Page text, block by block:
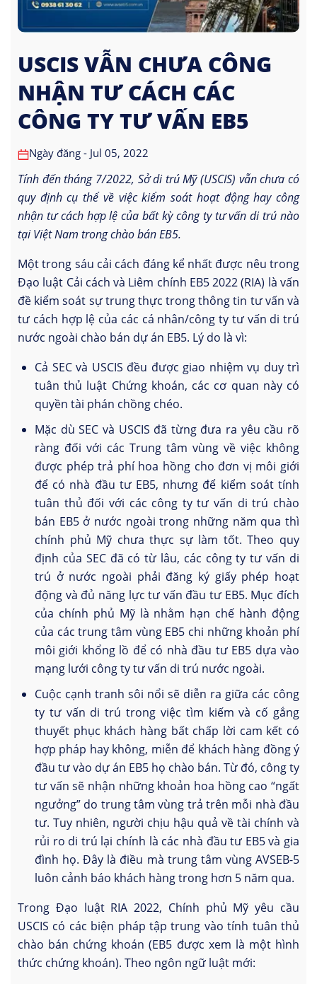
USCIS VẪN CHƯA CÔNG
NHẬN TƯ CÁCH CÁC
CÔNG TY TƯ VẤN EB5
Ngày đăng - Jul 05, 2022
Tính đến tháng 7/2022, Sở di trú Mỹ (USCIS) vẫn chưa có
quy định cụ thể về việc kiểm soát hoạt động hay công
nhận tư cách hợp lệ của bất kỳ công ty tư vấn di trú nào
tại Việt Nam trong chào bán EB5.
Một trong sáu cải cách đáng kể nhất được nêu trong
Đạo luật Cải cách và Liêm chính EB5 2022 (RIA) là vấn
đề kiểm soát sự trung thực trong thông tin tư vấn và
tư cách hợp lệ của các cá nhân/công ty tư vấn di trú
nước ngoài chào bán dự án EB5. Lý do là vì:
Cả SEC và USCIS đều được giao nhiệm vụ duy trì
tuân thủ luật Chứng khoán, các cơ quan này có
quyền tài phán chồng chéo.
Mặc dù SEC và USCIS đã từng đưa ra yêu cầu rõ
ràng đối với các Trung tâm vùng về việc không
được phép trả phí hoa hồng cho đơn vị môi giới
để có nhà đầu tư EB5, nhưng để kiểm soát tính
tuân thủ đối với các công ty tư vấn di trú chào
bán EB5 ở nước ngoài trong những năm qua thì
chính phủ Mỹ chưa thực sự làm tốt. Theo quy
định của SEC đã có từ lâu, các công ty tư vấn di
trú ở nước ngoài phải đăng ký giấy phép hoạt
động và đủ năng lực tư vấn đầu tư EB5. Mục đích
của chính phủ Mỹ là nhằm hạn chế hành động
của các trung tâm vùng EB5 chi những khoản phí
môi giới khổng lồ để có nhà đầu tư EB5 dựa vào
mạng lưới công ty tư vấn di trú nước ngoài.
Cuộc cạnh tranh sôi nổi sẽ diễn ra giữa các công
ty tư vấn di trú trong việc tìm kiếm và cố gắng
thuyết phục khách hàng bất chấp lời cam kết có
hợp pháp hay không, miễn để khách hàng đồng ý
đầu tư vào dự án EB5 họ chào bán. Từ đó, công ty
tư vấn sẽ nhận những khoản hoa hồng cao “ngất
ngưởng” do trung tâm vùng trả trên mỗi nhà đầu
tư. Tuy nhiên, người chịu hậu quả về tài chính và
rủi ro di trú lại chính là các nhà đầu tư EB5 và gia
đình họ. Đây là điều mà trung tâm vùng AVSEB-5
luôn cảnh báo khách hàng trong hơn 5 năm qua.
Trong Đạo luật RIA 2022, Chính phủ Mỹ yêu cầu
USCIS có các biện pháp tập trung vào tính tuân thủ
chào bán chứng khoán (EB5 được xem là một hình
thức chứng khoán). Theo ngôn ngữ luật mới: